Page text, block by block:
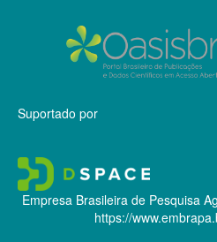
Suportado por
Empresa Brasileira de Pesquisa
https://